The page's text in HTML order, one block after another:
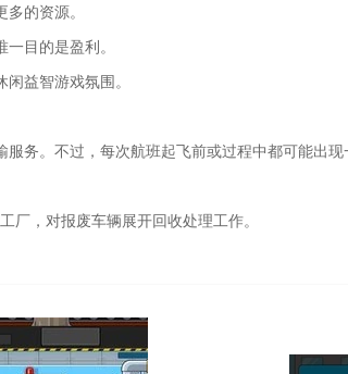
的资源。
目的是盈利。
益智游戏氛围。
务。不过，每次航班起飞前或过程中都可能出现
厂，对报废车辆展开回收处理工作。